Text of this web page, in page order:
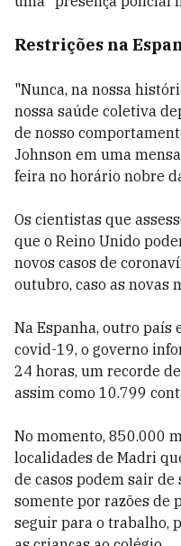
Restrições na
"Nunca, na nossa
nossa saúde coletiva
de nosso
Johnson em uma
feira no horário nobre
Os cientistas que
que o Reino Unido
novos casos de
outubro, caso as novas
Na Espanha, outro
covid-19, o governo
24 horas, um recorde
assim como 10.799
No momento, 850.000
localidades de Madri
de casos podem sair
somente por razões de
seguir para o trabalho,